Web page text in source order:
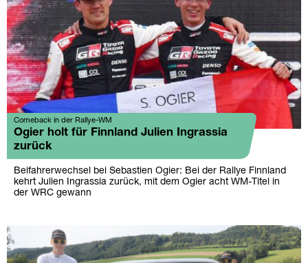
Comeback in der Rallye-WM
Ogier holt für Finnland Julien Ingrassia
zurück
Beifahrerwechsel bei Sebastien Ogier: Bei der Rallye Finnland
kehrt Julien Ingrassia zurück, mit dem Ogier acht WM-Titel in
der WRC gewann